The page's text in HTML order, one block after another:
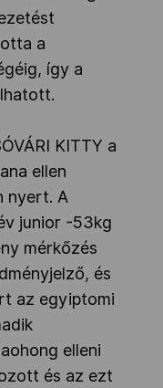
a
így a
KITTY a
ellen
nyert. A
junior -53kg
mérkőzés
és
az egyiptomi
elleni
és az ezt